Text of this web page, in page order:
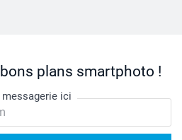
plans smartphoto !
messagerie ici